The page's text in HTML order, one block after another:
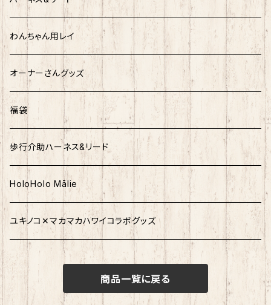
Mサイズ
ソフトハーネス&リード
ハーネス&リード
わんちゃん用レイ
オーナーさんグッズ
福袋
歩行介助ハーネス&リード
HoloHolo Mālie
ユキノコ✕マカマカハワイコラボグッズ
商品一覧に戻る